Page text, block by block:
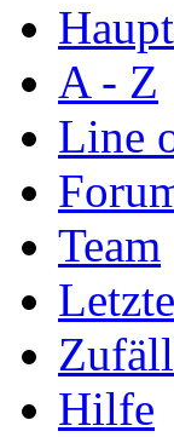
A - Z
Line
Team
Hilfe